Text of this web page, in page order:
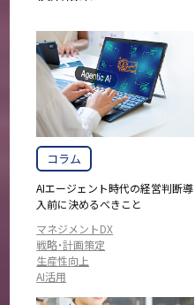
DtoC (1
教育 (19)
リスク (
テレワーク (
コラム
AIエージェント時代の経営判断――導
入前に決めるべきこと
マネジメントDX
戦略・計画策定
生産性向上
AI活用